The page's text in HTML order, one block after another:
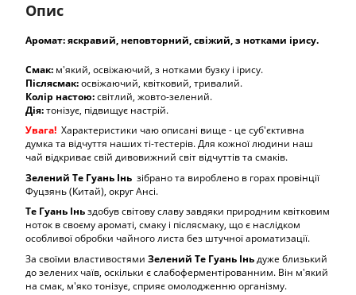
Опис
Аромат: яскравий, неповторний, свіжий, з нотками ірису.
Смак: м'який, освіжаючий, з нотками бузку і ірису.
Післясмак:освіжаючий, квітковий, тривалий.
Колір настою:світлий, жовто-зелений.
Дія:тонізує, підвищує настрій.
Увага! Характеристики чаю описані вище - це суб'єктивна
думка та відчуття наших ті-тестерів. Для кожної людини наш
чай відкриває свій дивовижний світ відчуттів та смаків.
Зелений Те Гуань Інь зібрано та вироблено в горах провінції
Фуцзянь (Китай), округ Ансі.
Те Гуань Іньздобув світову славу завдяки природним квітковим
ноток в своєму ароматі, смаку і післясмаку, що є наслідком
особливої ​​обробки чайного листа без штучної ароматизації.
За своїми властивостями Зелений Те Гуань Іньдуже близький
до зелених чаїв, оскільки є слабоферментірованним. Він м'який
на смак, м'яко тонізує, сприяє омолодженню організму.